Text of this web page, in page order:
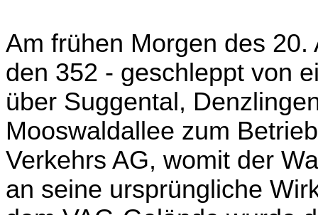
Am frühen Morgen des
den 352 - geschleppt von
über Suggental,
Mooswaldallee zum
Verkehrs AG, womit der
an seine ursprüngliche